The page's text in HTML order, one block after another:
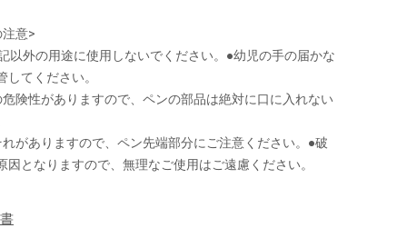
意>
以外の用途に使用しないでください。●幼児の手の届かな
してください。
険性がありますので、ペンの部品は絶対に口に入れない
がありますので、ペン先端部分にご注意ください。●破
因となりますので、無理なご使用はご遠慮ください。